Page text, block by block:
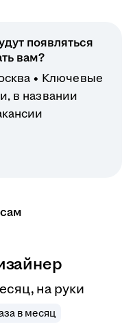
появляться
вам?
Ключевые
в названии
на руки
в месяц